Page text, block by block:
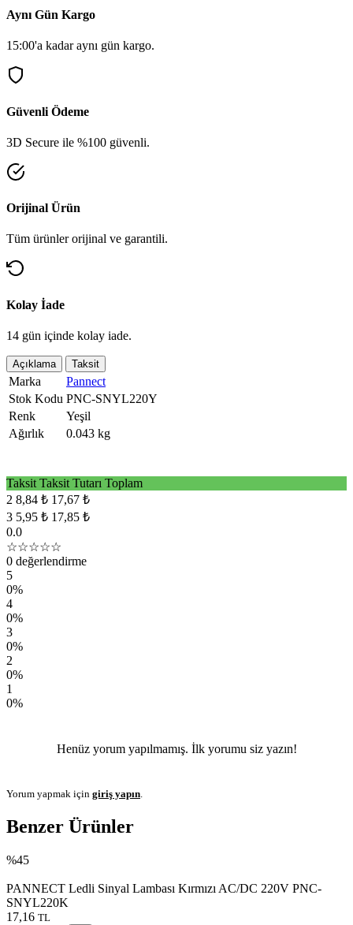
Aynı Gün Kargo
15:00'a kadar aynı gün kargo.
Güvenli Ödeme
3D Secure ile %100 güvenli.
Orijinal Ürün
Tüm ürünler orijinal ve garantili.
Kolay İade
14 gün içinde kolay iade.
Açıklama Taksit
Marka
Pannect
Stok Kodu PNC-SNYL220Y
Renk
Yeşil
Ağırlık
0.043 kg
Taksit Taksit Tutarı Toplam
2 8,84 ₺ 17,67 ₺
3 5,95 ₺ 17,85 ₺
0.0
☆☆☆☆☆
0 değerlendirme
5
0%
4
0%
3
0%
2
0%
1
0%
Henüz yorum yapılmamış. İlk yorumu siz yazın!
Yorum yapmak için giriş yapın
Benzer Ürünler
%45
PANNECT Ledli Sinyal Lambası Kırmızı AC/DC 220V PNC-
SNYL220K
17,16 TL